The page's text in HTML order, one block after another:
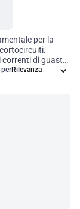
per la
correnti di guasto
per applicazioni